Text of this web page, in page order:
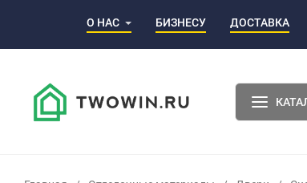
О НАС БИЗНЕСУ ДОСТАВКА